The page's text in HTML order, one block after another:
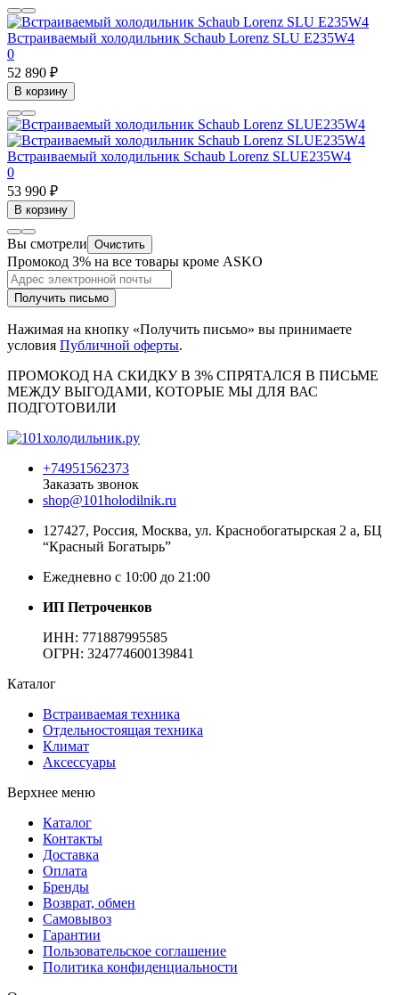
Встраиваемый холодильник Schaub Lorenz SLU E235W4
0
52 890 ₽
В корзину
Встраиваемый холодильник Schaub Lorenz SLUE235W4
0
53 990 ₽
В корзину
Вы смотрели Очистить
Промокод 3% на все товары кроме ASKO
Получить письмо
Нажимая на кнопку «Получить письмо» вы принимаете
условия Публичной оферты.
ПРОМОКОД НА СКИДКУ В 3% СПРЯТАЛСЯ В ПИCЬМЕ
МЕЖДУ ВЫГОДАМИ, КОТОРЫЕ МЫ ДЛЯ ВАС
ПОДГОТОВИЛИ
+74951562373
Заказать звонок
shop@101holodilnik.ru
127427, Россия, Москва, ул. Краснобогатырская 2 а, БЦ
“Красный Богатырь”
Ежедневно с 10:00 до 21:00
ИП Петроченков
ИНН: 771887995585
ОГРН: 324774600139841
Каталог
Встраиваемая техника
Отдельностоящая техника
Климат
Аксессуары
Верхнее меню
Каталог
Контакты
Доставка
Оплата
Бренды
Возврат, обмен
Самовывоз
Гарантии
Пользовательское соглашение
Политика конфиденциальности